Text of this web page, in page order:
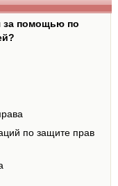
за помощью по
по защите прав